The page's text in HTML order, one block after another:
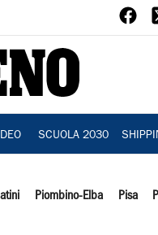
SCUOLA 2030
Piombino-Elba Pisa